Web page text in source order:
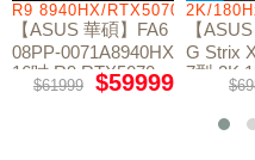
R9 8940HX/RTX5070/512GB/
【ASUS 華碩】FA6
08PP-0071A8940HX
16吋 R9 RTX5070
電競筆電
$61999 $59999
2K/
【
G Strix
7型 2K